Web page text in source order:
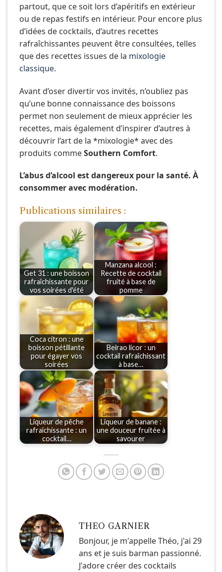
partout, que ce soit lors d’apéritifs en extérieur
ou de repas festifs en intérieur. Pour encore plus
d’idées de cocktails, d’autres recettes
rafraîchissantes peuvent être consultées, telles
que des recettes issues de la mixologie
classique.
Avant d’oser divertir vos invités, n’oubliez pas
qu’une bonne connaissance des boissons
permet non seulement de mieux apprécier les
recettes, mais également d’inspirer d’autres à
découvrir l’art de la *mixologie* avec des
produits commeSouthern Comfort.
L’abus d’alcool est dangereux pour la santé. À
consommer avec modération.
Publications similaires :
Get 31 : une boisson
rafraîchissante pour
vos soirées d'été
Manzana alcool :
Recette de cocktail
fruité à base de
pomme
Coca citron : une
boisson pétillante
pour égayer vos
soirées
Beirao licor : un
cocktail rafraîchissant
à base…
Liqueur de pêche
rafraîchissante : un
cocktail…
Liqueur de banane :
une douceur fruitée à
savourer
THEO GARNIER
Bonjour, je m'appelle Théo, j'ai 29
ans et je suis barman passionné.
J'adore créer des cocktails